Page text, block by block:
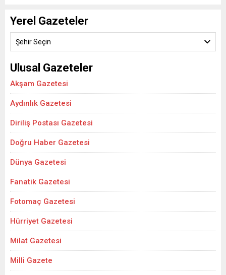
Yerel Gazeteler
Şehir Seçin
Ulusal Gazeteler
Akşam Gazetesi
Aydınlık Gazetesi
Diriliş Postası Gazetesi
Doğru Haber Gazetesi
Dünya Gazetesi
Fanatik Gazetesi
Fotomaç Gazetesi
Hürriyet Gazetesi
Milat Gazetesi
Milli Gazete